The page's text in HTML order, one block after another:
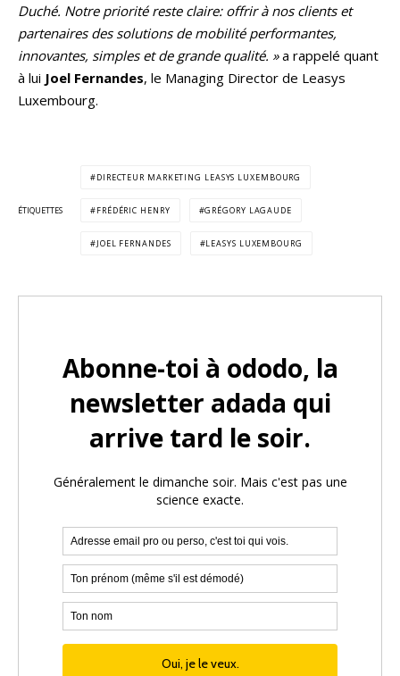
Duché. Notre priorité reste claire: offrir à nos clients et
partenaires des solutions de mobilité performantes,
innovantes, simples et de grande qualité. »a rappelé quant
à lui Joel Fernandes, le Managing Director de Leasys
Luxembourg.
ÉTIQUETTES
DIRECTEUR MARKETING LEASYS LUXEMBOURG
FRÉDÉRIC HENRY GRÉGORY LAGAUDE
JOEL FERNANDES LEASYS LUXEMBOURG